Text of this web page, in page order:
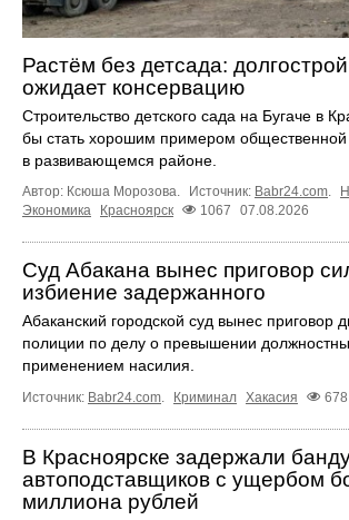
Растём без детсада:
ожидает консервацию
Строительство детского сада на Бугаче в
бы стать хорошим примером общественной
в развивающемся районе.
Автор: Ксюша Морозова. Источник: Babr24.com.
Экономика
Красноярск 1067 07.08.2026
Суд Абакана вынес приговор
избиение задержанного
Абаканский городской суд вынес приговор
полиции по делу о превышении
применением насилия.
Источник: Babr24.com. Криминал Хакасия 678
В Красноярске задержали
автоподставщиков с ущербом
миллиона рублей